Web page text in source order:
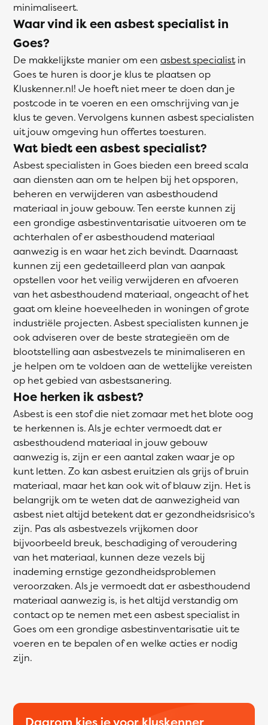
minimaliseert.
Waar vind ik een asbest specialist in
Goes?
De makkelijkste manier om een asbest specialistin
Goes te huren is door je klus te plaatsen op
Kluskenner.nl! Je hoeft niet meer te doen dan je
postcode in te voeren en een omschrijving van je
klus te geven. Vervolgens kunnen asbest specialisten
uit jouw omgeving hun offertes toesturen.
Wat biedt een asbest specialist?
Asbest specialisten in Goes bieden een breed scala
aan diensten aan om te helpen bij het opsporen,
beheren en verwijderen van asbesthoudend
materiaal in jouw gebouw. Ten eerste kunnen zij
een grondige asbestinventarisatie uitvoeren om te
achterhalen of er asbesthoudend materiaal
aanwezig is en waar het zich bevindt. Daarnaast
kunnen zij een gedetailleerd plan van aanpak
opstellen voor het veilig verwijderen en afvoeren
van het asbesthoudend materiaal, ongeacht of het
gaat om kleine hoeveelheden in woningen of grote
industriële projecten. Asbest specialisten kunnen je
ook adviseren over de beste strategieën om de
blootstelling aan asbestvezels te minimaliseren en
je helpen om te voldoen aan de wettelijke vereisten
op het gebied van asbestsanering.
Hoe herken ik asbest?
Asbest is een stof die niet zomaar met het blote oog
te herkennen is. Als je echter vermoedt dat er
asbesthoudend materiaal in jouw gebouw
aanwezig is, zijn er een aantal zaken waar je op
kunt letten. Zo kan asbest eruitzien als grijs of bruin
materiaal, maar het kan ook wit of blauw zijn. Het is
belangrijk om te weten dat de aanwezigheid van
asbest niet altijd betekent dat er gezondheidsrisico's
zijn. Pas als asbestvezels vrijkomen door
bijvoorbeeld breuk, beschadiging of veroudering
van het materiaal, kunnen deze vezels bij
inademing ernstige gezondheidsproblemen
veroorzaken. Als je vermoedt dat er asbesthoudend
materiaal aanwezig is, is het altijd verstandig om
contact op te nemen met een asbest specialist in
Goes om een grondige asbestinventarisatie uit te
voeren en te bepalen of en welke acties er nodig
zijn.
Daarom kies je voor kluskenner